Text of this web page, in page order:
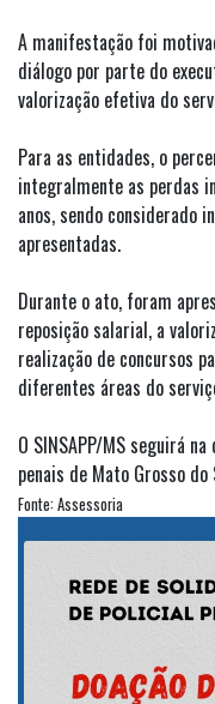
A manifestação foi
diálogo por parte do
valorização efetiva do
Para as entidades, o
integralmente as perdas
anos, sendo considerado
apresentadas.
Durante o ato, foram
reposição salarial, a
realização de concursos
diferentes áreas do
O SINSAPP/MS seguirá
penais de Mato Grosso do
Fonte: Assessoria